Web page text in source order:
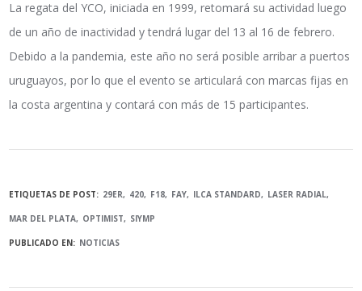
La regata del YCO, iniciada en 1999, retomará su actividad luego
de un año de inactividad y tendrá lugar del 13 al 16 de febrero.
Debido a la pandemia, este año no será posible arribar a puertos
uruguayos, por lo que el evento se articulará con marcas fijas en
la costa argentina y contará con más de 15 participantes.
ETIQUETAS DE POST: 29ER 420 F18 FAY ILCA STANDARD LASER RADIAL
MAR DEL PLATA OPTIMIST SIYMP
PUBLICADO EN: NOTICIAS